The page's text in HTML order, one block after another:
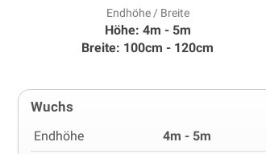
Endhöhe / Breite
Höhe: 4m - 5m
Breite: 100cm - 120cm
Wuchs
Endhöhe 4m - 5m